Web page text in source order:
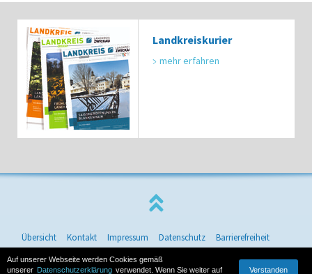
Landkreiskurier
mehr erfahren
Übersicht Kontakt Impressum Datenschutz Barrierefreiheit
© 2026 Landkreis Zwickau
Auf unserer Webseite werden Cookies gemäß
unserer Datenschutzerklärung verwendet. Wenn Sie weiter auf Verstanden